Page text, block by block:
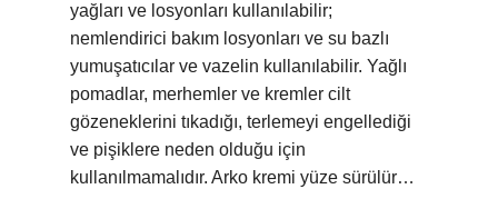
yağları ve losyonları kullanılabilir;
nemlendirici bakım losyonları ve su bazlı
yumuşatıcılar ve vazelin kullanılabilir. Yağlı
pomadlar, merhemler ve kremler cilt
gözeneklerini tıkadığı, terlemeyi engellediği
ve pişiklere neden olduğu için
kullanılmamalıdır. Arko kremi yüze sürülür…